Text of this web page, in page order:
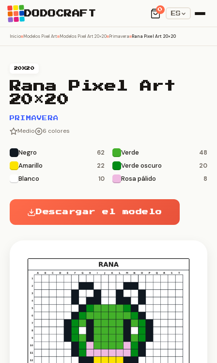
DODOCRAFT
0
ES
Inicio Modelos Pixel Art Modelos Pixel Art 20×20 Primavera Rana Pixel Art 20×20
20X20
Rana Pixel Art
20×20
PRIMAVERA
Medio 6 colores
Negro 62 Verde 48
Amarillo 22 Verde oscuro 20
Blanco 10 Rosa pálido 8
Descargar el modelo